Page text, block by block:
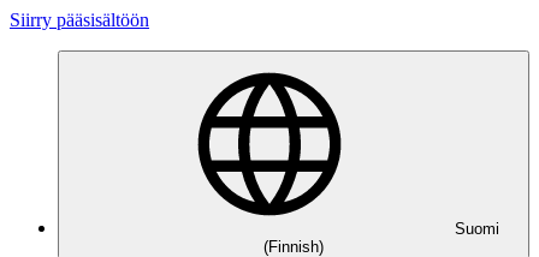
Siirry pääsisältöön
Suomi
(Finnish)